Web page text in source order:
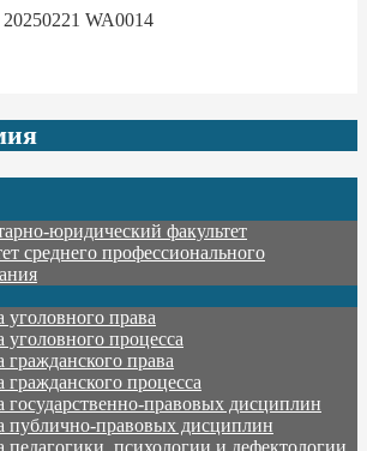
юридический факультет
среднего профессионального
уголовного права
уголовного процесса
гражданского права
гражданского процесса
государственно-правовых дисциплин
публично-правовых дисциплин